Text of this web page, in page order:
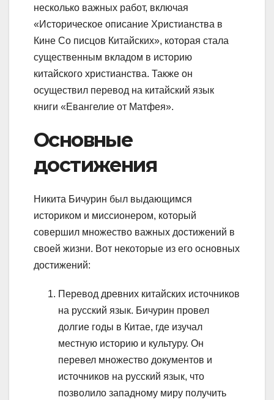
несколько важных работ, включая
«Историческое описание Христианства в
Кине Co писцов Китайских», которая стала
существенным вкладом в историю
китайского христианства. Также он
осуществил перевод на китайский язык
книги «Евангелие от Матфея».
Основные
достижения
Никита Бичурин был выдающимся
историком и миссионером, который
совершил множество важных достижений в
своей жизни. Вот некоторые из его основных
достижений:
Перевод древних китайских источников
на русский язык. Бичурин провел
долгие годы в Китае, где изучал
местную историю и культуру. Он
перевел множество документов и
источников на русский язык, что
позволило западному миру получить